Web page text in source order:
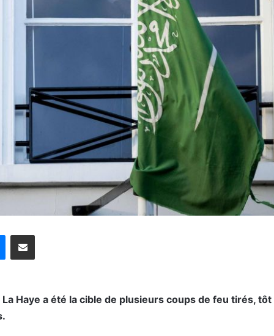
La Haye a été la cible de plusieurs coups de feu tirés, tôt